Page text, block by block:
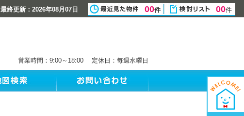
最終更新：2026年08月07日 00件 00件
営業時間：9:00～18:00 定休日：毎週水曜日